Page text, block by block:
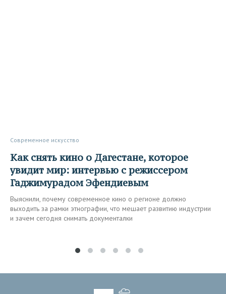
Современное искусство
Как снять кино о Дагестане, которое
увидит мир: интервью с режиссером
Гаджимурадом Эфендиевым
Выяснили, почему современное кино о регионе должно
выходить за рамки этнографии, что мешает развитию индустрии
и зачем сегодня снимать документалки